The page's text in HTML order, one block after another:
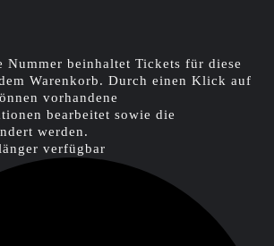
Nummer beinhaltet Tickets für diese
Warenkorb. Durch einen Klick auf
vorhandene
bearbeitet sowie die
werden.
verfügbar